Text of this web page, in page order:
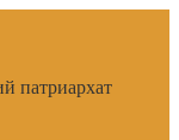
патриархат